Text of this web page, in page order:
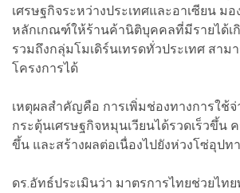
เศรษฐกิจระหว่างประเทศและอาเซียน ม
หลักเกณฑ์ให้ร้านค้านิติบุคคลที่มีรายได้เ
รวมถึงกลุ่มโมเดิร์นเทรดทั่วประเทศ สาม
โครงการได้
เหตุผลสำคัญคือ การเพิ่มช่องทางการใช้จ่
กระตุ้นเศรษฐกิจหมุนเวียนได้รวดเร็วขึ้น
ขึ้น และสร้างผลต่อเนื่องไปยังห่วงโซ่อุปท
ดร.อัทธ์ประเมินว่า มาตรการไทยช่วยไท